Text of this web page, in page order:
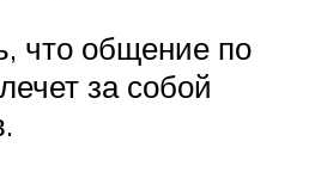
что общение по
за собой